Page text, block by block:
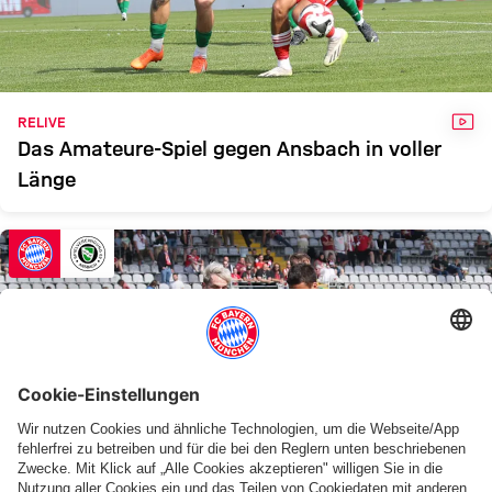
FCB II
ANSBACH
Zum Spielbericht
RELIVE
Das Amateure-Spiel gegen Ansbach in voller
Länge